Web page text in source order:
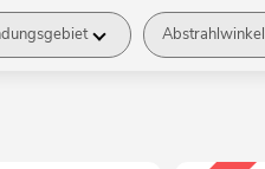
Abstrahlwinkel